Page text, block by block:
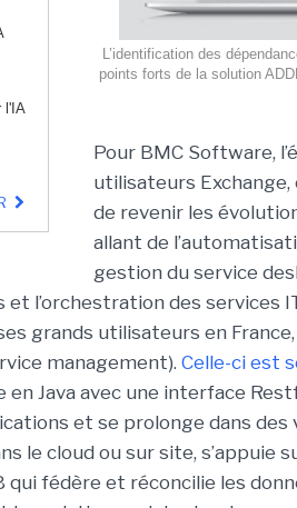
l'IA
L’identification des
points forts de la solution
Pour BMC Software,
utilisateurs
de revenir les
allant de
gestion du service
et l’orchestration des services
grands utilisateurs en
management). Celle-ci est
en Java avec une interface
et se prolonge dans des
le cloud ou sur site, s’appuie
qui fédère et réconcilie les